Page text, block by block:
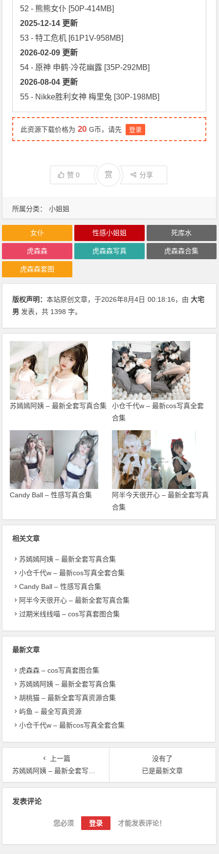
所属分类： 小姐姐
2025-12-14 更新
2026-02-09 更新
2026-08-04 更新
55 - Nikke胜利女神 梅里兔 [30P-198MB]
此资源下载价格为 20 G币，请先 登录
赞0 赏 分享
女仆 性感小姐姐 死库水
虎森森 虎森森写真 虎森森合集
虎森森套图
版权声明：本站原创文章，于2026年8月4日 00:18:16，由大宅
男 发表，共 1398 字。
苏嫣嫣阿姨 – 最新全套写真合集
小仓千代w – 最新cos写真全套
合集
Candy Ball – 性感写真合集
阿半今天很开心 – 最新全套写真
合集
相关文章
苏嫣嫣阿姨 – 最新全套写真合集
小仓千代w – 最新cos写真全套合集
Candy Ball – 性感写真合集
阿半今天很开心 – 最新全套写真合集
过期米线线喵 – cos写真套图合集
最新文章
虎森森 – cos写真套图合集
苏嫣嫣阿姨 – 最新全套写真合集
胡桃猫 – 最新全套写真资源合集
屿鱼 – 最全写真资源
小仓千代w – 最新cos写真全套合集
上一篇
苏嫣嫣阿姨 – 最新全套写真合集
没有了
已是最新文章
发表评论
您必须 登录 才能发表评论！